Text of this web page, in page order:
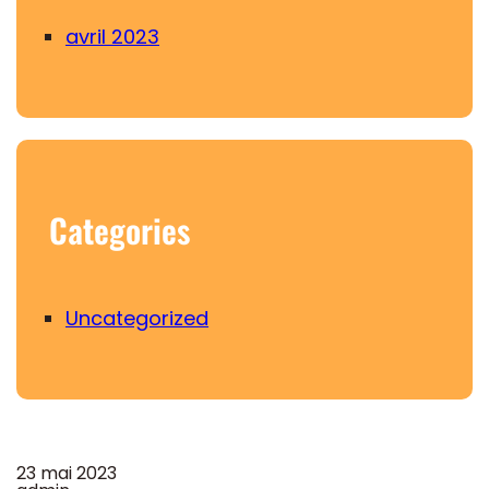
avril 2023
Categories
Uncategorized
23 mai 2023